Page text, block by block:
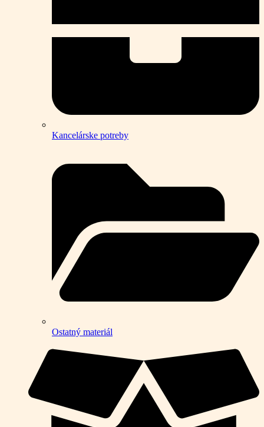
Kancelárske potreby
Ostatný materiál